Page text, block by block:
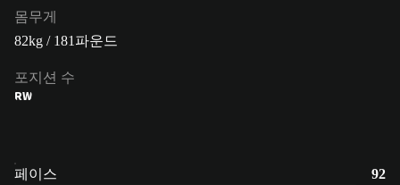
몸무게
82kg / 181파운드
포지션 수
RW
페이스
92